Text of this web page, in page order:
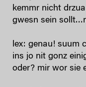
kemmr nicht
gwesn sein
lex: genau! suum
ins jo nit gonz
oder? mir wor sie